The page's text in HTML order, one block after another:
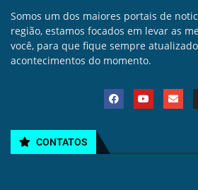
Somos um dos maiores portais de
região, estamos focados em levar as
você, para que fique sempre
acontecimentos do momento.
CONTATOS